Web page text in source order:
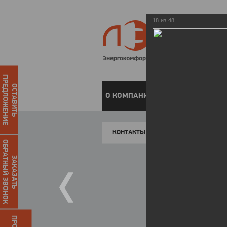
О КОМПАНИИ
КОНТАКТЫ
ОСТАВИТЬ
ПРЕДЛОЖЕНИЕ
ЗАКАЗАТЬ
ОБРАТНЫЙ ЗВОНОК
18 из 48